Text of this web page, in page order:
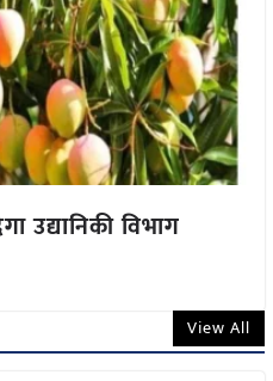
उद्यानिकी विभाग
View All